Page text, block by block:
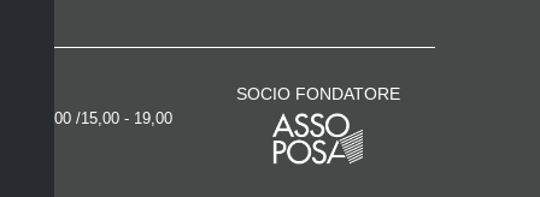
- 13,00 /15,00 - 19,00
SOCIO FONDATORE